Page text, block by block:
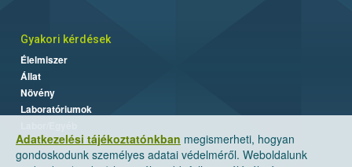
Adatkezelési tájékoztatónkban megismerheti, hogyan
gondoskodunk személyes adatai védelméről. Weboldalunk
Gyakori kérdések
Élelmiszer
Állat
Növény
Laboratóriumok